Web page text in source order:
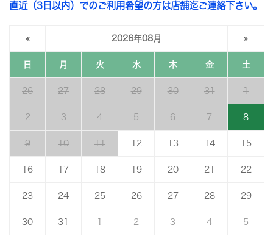
直近（3日以内）でのご利用希望の方は店舗迄ご連絡下さい。
« 2026年08月 »
日 月 火 水 木 金 土
26 27 28 29 30 31 1
2 3 4 5 6 7 8
9 10 11 12 13 14 15
16 17 18 19 20 21 22
23 24 25 26 27 28 29
30 31 2 3 4 5